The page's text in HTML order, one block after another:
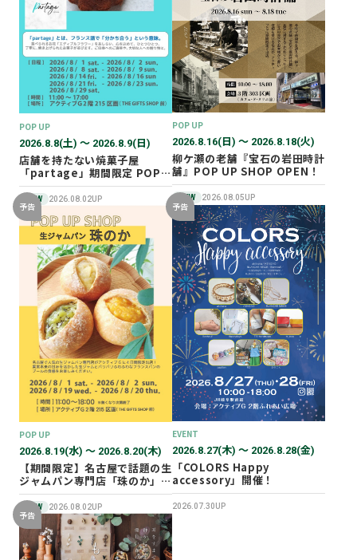
POP UP
2026.8.8(土) 〜 2026.8.9(日)
店舗を持たない焼菓子屋
「partage」期間限定 POP
UP SHOP オープン！
NEW 2026.08.02UP
POP UP
2026.8.16(日) 〜 2026.8.18(火)
柳ケ瀬の老舗『宝石の岩田時計
舗』POP UP SHOP OPEN！
NEW 2026.08.05UP
予告
POP UP
2026.8.19(水) 〜 2026.8.20(木)
【期間限定】名古屋で話題の生
ジャムパン専門店「珠のか」
POP UP SHOP
NEW 2026.08.02UP
予告
EVENT
2026.8.27(木) 〜 2026.8.28(金)
「COLORS Happy
accessory」開催！
2026.07.30UP
予告